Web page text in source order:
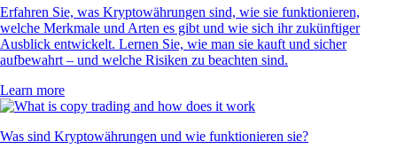
Erfahren Sie, was Kryptowährungen sind, wie sie funktionieren,
welche Merkmale und Arten es gibt und wie sich ihr zukünftiger
Ausblick entwickelt. Lernen Sie, wie man sie kauft und sicher
aufbewahrt – und welche Risiken zu beachten sind.
Learn more
Was sind Kryptowährungen und wie funktionieren sie?